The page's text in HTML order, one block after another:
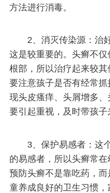
方法进行消毒。
2、消灭传染源：治好
这是较重要的。头癣不
根部，所以治疗起来较
要注意孩子是否有经常
现头皮瘙痒、头屑增多
要引起重视，及时带孩子
3、保护易感者：这个
的易感者，所以头癣常在
预防头癣不是靠吃药，
童养成良好的卫生习惯